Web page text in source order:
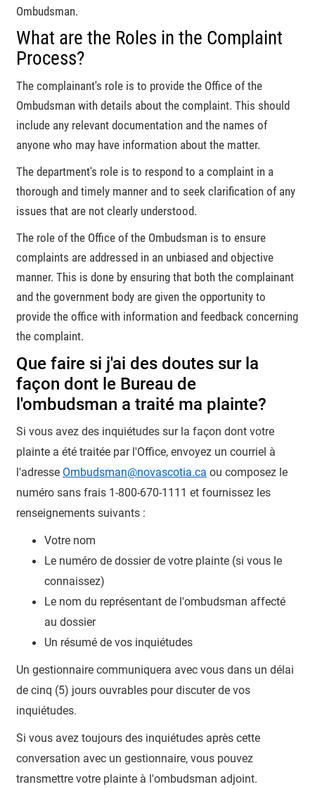
Ombudsman.
What are the Roles in the Complaint
Process?
The complainant's role is to provide the Office of the
Ombudsman with details about the complaint. This should
include any relevant documentation and the names of
anyone who may have information about the matter.
The department's role is to respond to a complaint in a
thorough and timely manner and to seek clarification of any
issues that are not clearly understood.
The role of the Office of the Ombudsman is to ensure
complaints are addressed in an unbiased and objective
manner. This is done by ensuring that both the complainant
and the government body are given the opportunity to
provide the office with information and feedback concerning
the complaint.
Que faire si j'ai des doutes sur la
façon dont le Bureau de
l'ombudsman a traité ma plainte?
Si vous avez des inquiétudes sur la façon dont votre
plainte a été traitée par l'Office, envoyez un courriel à
l'adresse Ombudsman@novascotia.ca ou composez le
numéro sans frais 1-800-670-1111 et fournissez les
renseignements suivants :
Votre nom
Le numéro de dossier de votre plainte (si vous le
connaissez)
Le nom du représentant de l'ombudsman affecté
au dossier
Un résumé de vos inquiétudes
Un gestionnaire communiquera avec vous dans un délai
de cinq (5) jours ouvrables pour discuter de vos
inquiétudes.
Si vous avez toujours des inquiétudes après cette
conversation avec un gestionnaire, vous pouvez
transmettre votre plainte à l'ombudsman adjoint.